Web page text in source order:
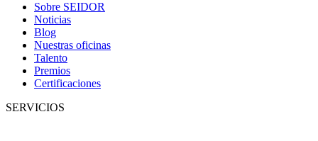
Sobre SEIDOR
Noticias
Blog
Nuestras oficinas
Talento
Premios
Certificaciones
SERVICIOS